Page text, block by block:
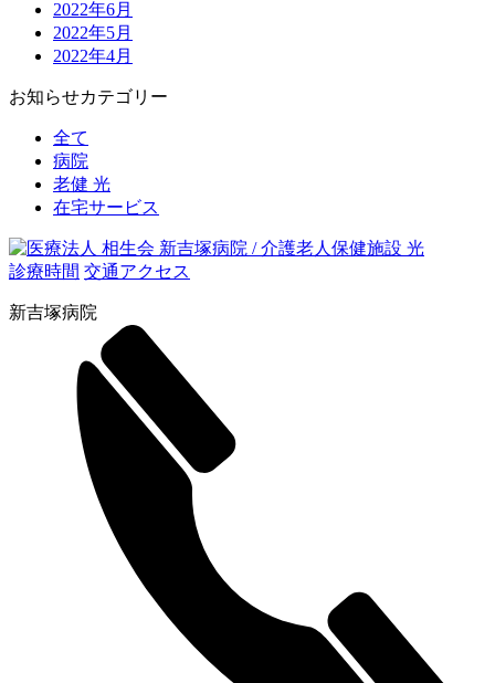
2022年6月
2022年5月
2022年4月
お知らせカテゴリー
全て
病院
老健 光
在宅サービス
診療時間 交通アクセス
新吉塚病院